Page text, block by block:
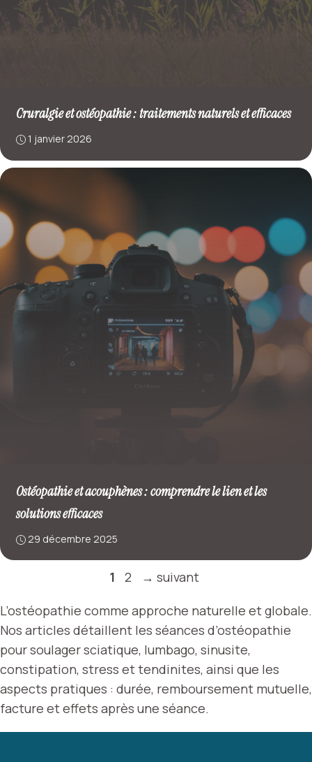
Cruralgie et ostéopathie : traitements naturels et efficaces
1 janvier 2026
Ostéopathie et acouphènes : comprendre le lien et les
solutions efficaces
29 décembre 2025
Page
1 Page
2 → suivant
L’ostéopathie comme approche naturelle et globale.
Nos articles détaillent les séances d’ostéopathie
pour soulager sciatique, lumbago, sinusite,
constipation, stress et tendinites, ainsi que les
aspects pratiques : durée, remboursement mutuelle,
facture et effets après une séance.